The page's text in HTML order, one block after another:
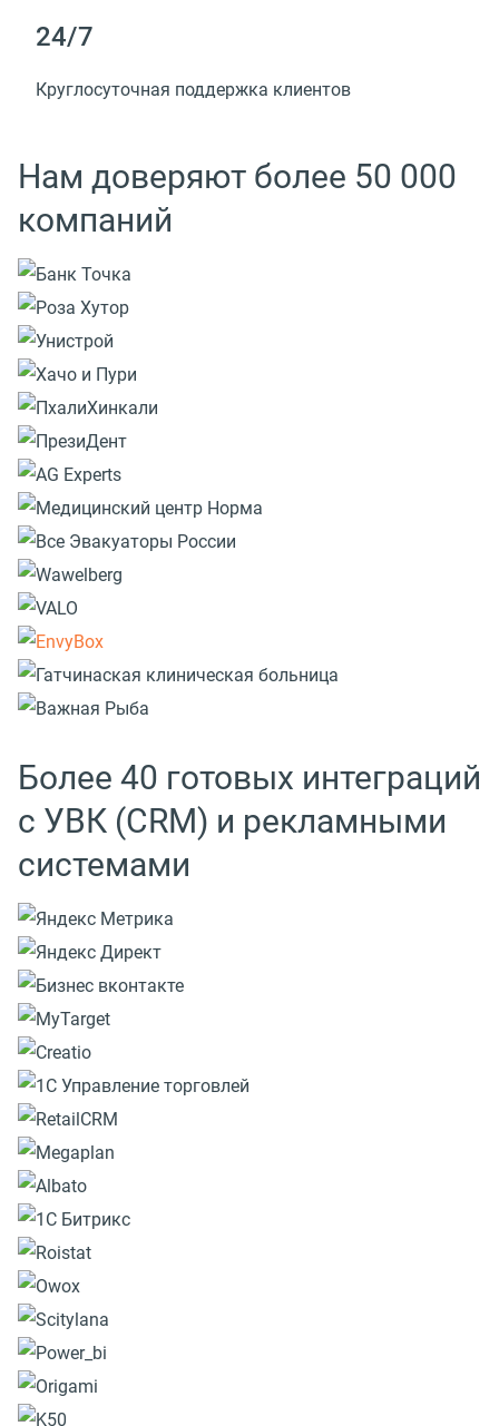
24/7
Круглосуточная поддержка клиентов
Нам доверяют более 50 000
компаний
Более 40 готовых интеграций
с УВК (CRM) и рекламными
системами